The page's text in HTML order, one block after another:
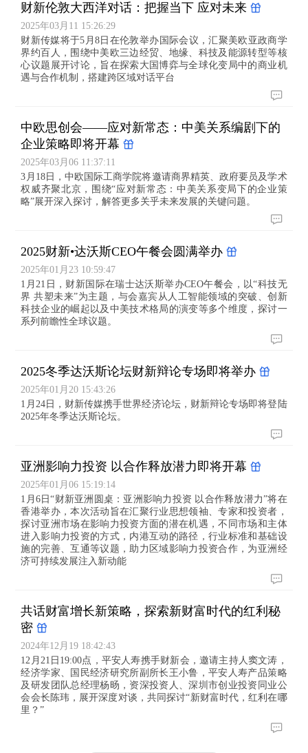
财新伦敦大西洋对话：把握当下 应对未来
2025年03月11 15:26:29
财新传媒将于5月8日在伦敦举办国际会议，汇聚美欧亚政商学
界约百人，围绕中美欧三边经贸、地缘、科技及能源转型等核
心议题展开讨论，旨在探索大国博弈与全球化变局中的商业机
遇与合作机制，搭建跨区域对话平台
中欧思创会——应对新常态：中美关系编剧下的
企业策略即将开幕
2025年03月06 11:37:11
3月18日，中欧国际工商学院将邀请商界精英、政府要员及学术
权威齐聚北京，围绕“应对新常态：中美关系变局下的企业策
略”展开深入探讨，解答更多关乎未来发展的关键问题。
2025财新•达沃斯CEO午餐会圆满举办
2025年01月23 10:59:47
1月21日，财新国际在瑞士达沃斯举办CEO午餐会，以“科技无
界 共塑未来”为主题，与会嘉宾从人工智能领域的突破、创新
科技企业的崛起以及中美技术格局的演变等多个维度，探讨一
系列前瞻性全球议题。
2025冬季达沃斯论坛财新辩论专场即将举办
2025年01月20 15:43:26
1月24日，财新传媒携手世界经济论坛，财新辩论专场即将登陆
2025年冬季达沃斯论坛。
亚洲影响力投资 以合作释放潜力即将开幕
2025年01月06 15:19:14
1月6日“财新亚洲圆桌：亚洲影响力投资 以合作释放潜力”将在
香港举办，本次活动旨在汇聚行业思想领袖、专家和投资者，
探讨亚洲市场在影响力投资方面的潜在机遇，不同市场和主体
进入影响力投资的方式，内港互动的路径，行业标准和基础设
施的完善、互通等议题，助力区域影响力投资合作，为亚洲经
济可持续发展注入新动能
共话财富增长新策略，探索新财富时代的红利秘
密
2024年12月19 18:42:43
12月21日19:00点，平安人寿携手财新会，邀请主持人窦文涛，
经济学家、国民经济研究所副所长王小鲁，平安人寿产品策略
及研发团队总经理杨旸，资深投资人、深圳市创业投资同业公
会会长陈玮，展开深度对谈，共同探讨“新财富时代，红利在哪
里？”